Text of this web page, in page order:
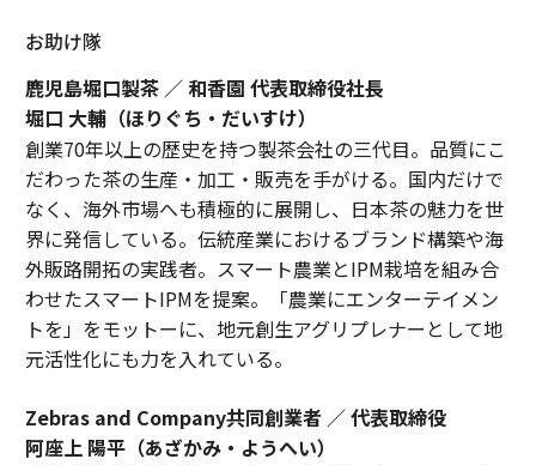
お助け隊
鹿児島堀口製茶 ／ 和香園 代表取締役社長
堀口 大輔（ほりぐち・だいすけ）
創業70年以上の歴史を持つ製茶会社の三代目。品質にこ
だわった茶の生産・加工・販売を手がける。国内だけで
なく、海外市場へも積極的に展開し、日本茶の魅力を世
界に発信している。伝統産業におけるブランド構築や海
外販路開拓の実践者。スマート農業とIPM栽培を組み合
わせたスマートIPMを提案。「農業にエンターテイメン
トを」をモットーに、地元創生アグリプレナーとして地
元活性化にも力を入れている。
Zebras and Company共同創業者 ／ 代表取締役
阿座上 陽平（あざかみ・ようへい）